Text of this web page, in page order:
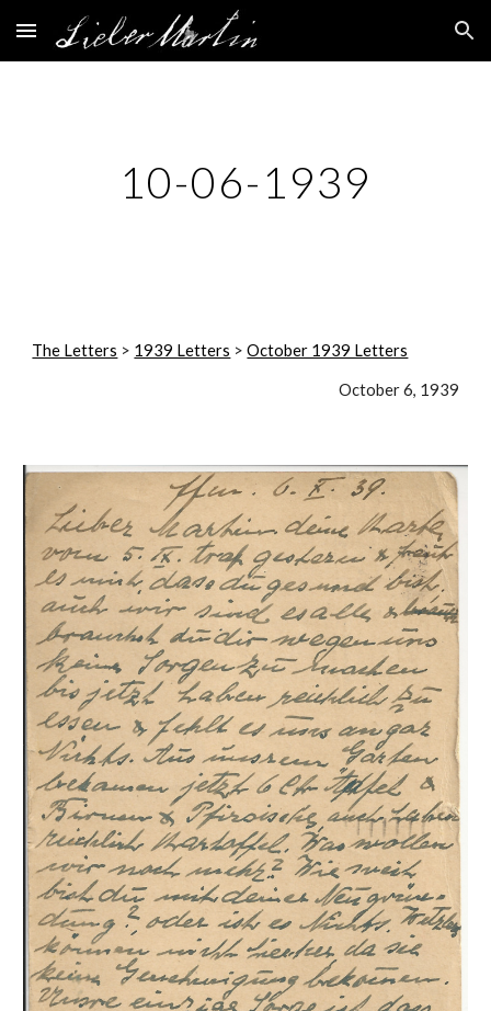
Skip to main content Skip to navigation
10-06-1939
The Letters > 1939 Letters > October 1939 Letters
October 6, 1939